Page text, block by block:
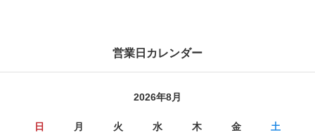
営業日カレンダー
2026年8月
日 月 火 水 木 金 土